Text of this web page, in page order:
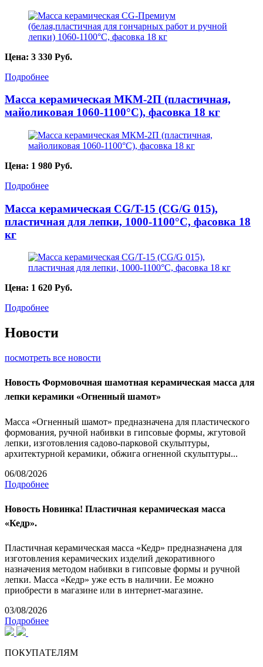
Цена: 3 330 Руб.
Подробнее
Масса керамическая МКМ-2П (пластичная,
майоликовая 1060-1100°С), фасовка 18 кг
Цена: 1 980 Руб.
Подробнее
Масса керамическая CG/T-15 (CG/G 015),
пластичная для лепки, 1000-1100°С, фасовка 18
кг
Цена: 1 620 Руб.
Подробнее
Новости
посмотреть все новости
Новость Формовочная шамотная керамическая масса для
лепки керамики «Огненный шамот»
Масса «Огненный шамот» предназначена для пластического
формования, ручной набивки в гипсовые формы, жгутовой
лепки, изготовления садово-парковой скульптуры,
архитектурной керамики, обжига огненной скульптуры...
06/08/2026
Подробнее
Новость Новинка! Пластичная керамическая масса
«Кедр».
Пластичная керамическая масса «Кедр» предназначена для
изготовления керамических изделий декоративного
назначения методом набивки в гипсовые формы и ручной
лепки. Масса «Кедр» уже есть в наличии. Ее можно
приобрести в магазине или в интернет-магазине.
03/08/2026
Подробнее
ПОКУПАТЕЛЯМ